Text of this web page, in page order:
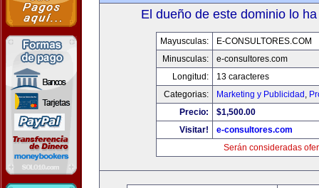
El dueño de este dominio lo
Mayusculas:
E-CONSULTORES.COM
Minusculas:
e-consultores.com
Longitud:
13 caracteres
Categorias:
Marketing y Publicidad ,
Precio:
$1,500.00
Visitar!
e-consultores.com
Serán consideradas